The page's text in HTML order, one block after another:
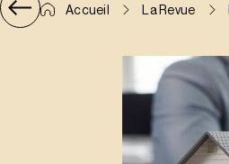
Accueil La Revue